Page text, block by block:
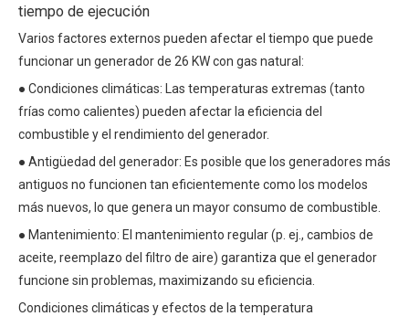
tiempo de ejecución
Varios factores externos pueden afectar el tiempo que puede
funcionar un generador de 26 KW con gas natural:
● Condiciones climáticas: Las temperaturas extremas (tanto
frías como calientes) pueden afectar la eficiencia del
combustible y el rendimiento del generador.
● Antigüedad del generador: Es posible que los generadores más
antiguos no funcionen tan eficientemente como los modelos
más nuevos, lo que genera un mayor consumo de combustible.
● Mantenimiento: El mantenimiento regular (p. ej., cambios de
aceite, reemplazo del filtro de aire) garantiza que el generador
funcione sin problemas, maximizando su eficiencia.
Condiciones climáticas y efectos de la temperatura